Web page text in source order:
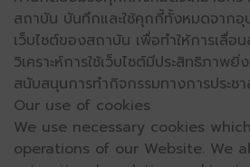
สถาบัน บันทึกและใช้คุกกี้ทั้งหมดจากอุ
เว็บไซต์ของสถาบัน เพื่อทำให้การเลื่อ
วิเคราะห์การใช้เว็บไซต์มีประสิทธิภาพ
สนับสนุนการทำกิจกรรมทางการประ
Our use of cookies
We use necessary cookies
operations of our Website. We